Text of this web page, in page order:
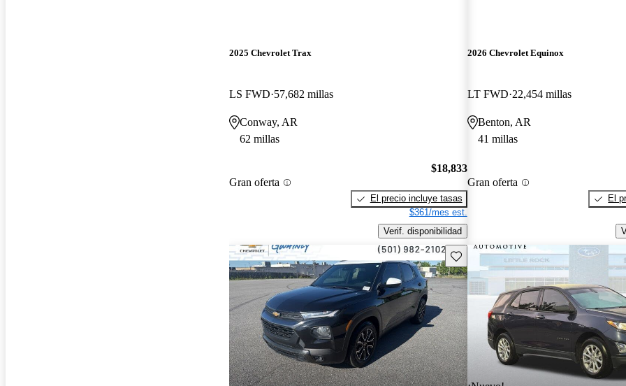
2025 Chevrolet Trax
LS FWD 57,682 millas
Conway, AR
62 millas
Gran oferta
$18,833
El precio incluye tasas
$361/mes est.
Verif. disponibilidad
2026 Chevrolet Equinox
LT FWD 22,454 millas
Benton, AR
41 millas
Gran oferta
El
Guarda este Aviso